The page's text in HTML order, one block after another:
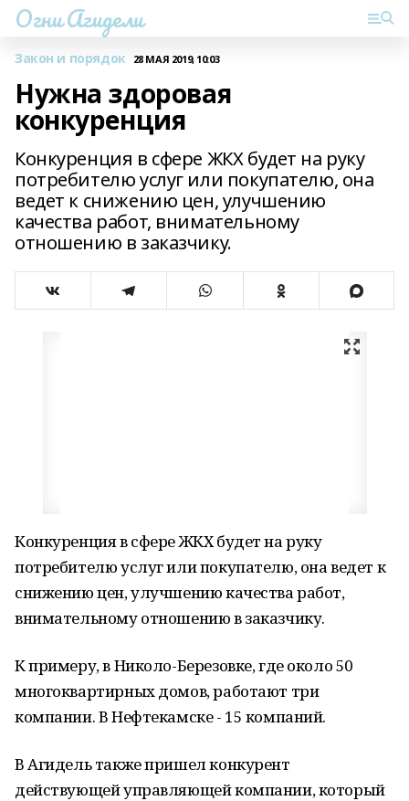
Огни Агидели
Закон и порядок 28 МАЯ 2019, 10:03
Нужна здоровая
конкуренция
Конкуренция в сфере ЖКХ будет на руку
потребителю услуг или покупателю, она
ведет к снижению цен, улучшению
качества работ, внимательному
отношению в заказчику.
Конкуренция в сфере ЖКХ будет на руку
потребителю услуг или покупателю, она ведет к
снижению цен, улучшению качества работ,
внимательному отношению в заказчику.
К примеру, в Николо-Березовке, где около 50
многоквартирных домов, работают три
компании. В Нефтекамске - 15 компаний.
В Агидель также пришел конкурент
действующей управляющей компании, который